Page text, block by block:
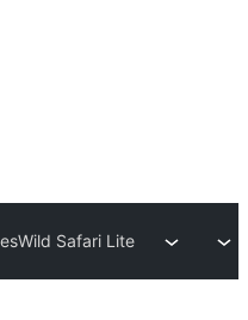
Wild Safari Lite